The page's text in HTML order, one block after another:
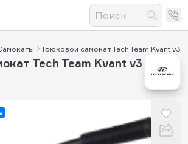
Трюковой самокат Tech Team Kvant v3
Tech Team Kvant v3